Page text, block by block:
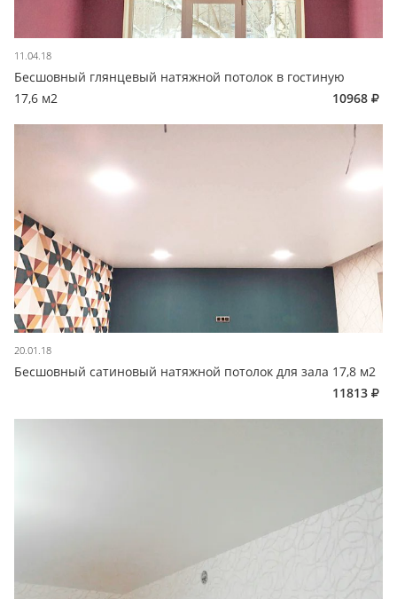
11.04.18
Бесшовный глянцевый натяжной потолок в гостиную
17,6 м2
10968
20.01.18
Бесшовный сатиновый натяжной потолок для зала 17,8 м2
11813